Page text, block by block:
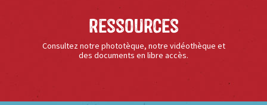
Ressources
Consultez notre phototèque, notre vidéothèque et
des documents en libre accès.